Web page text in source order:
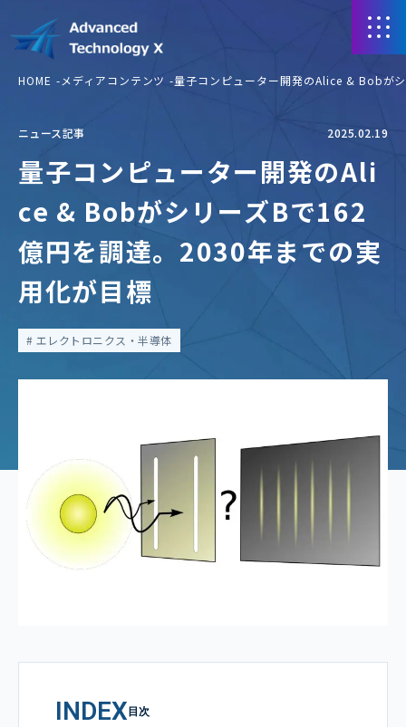
HOME メディアコンテンツ 量子コンピューター開発のAlice & Bobが
ニュース記事 2025.02.19
量子コンピューター開発のAli
ce & BobがシリーズBで162
億円を調達。2030年までの実
用化が目標
エレクトロニクス・半導体
INDEX目次